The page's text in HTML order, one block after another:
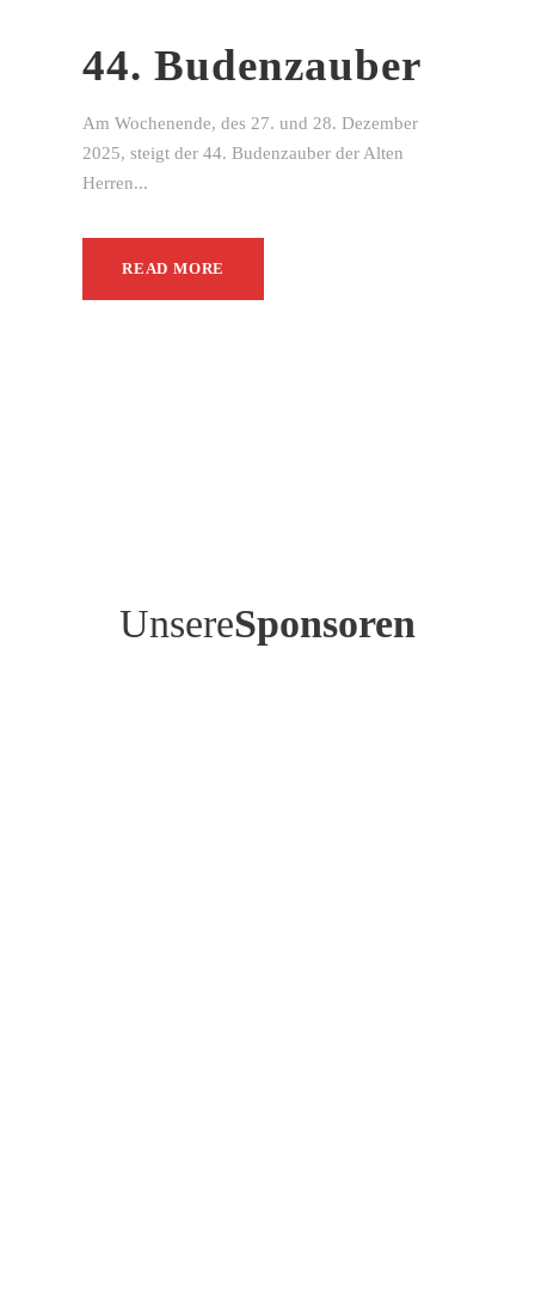
44. Budenzauber
Am Wochenende, des 27. und 28. Dezember
2025, steigt der 44. Budenzauber der Alten
Herren...
READ MORE
UnsereSponsoren